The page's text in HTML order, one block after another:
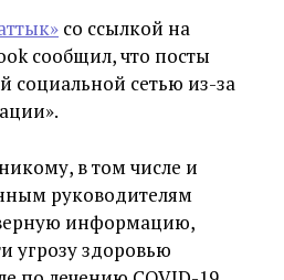
со ссылкой на
сообщил, что посты
социальной сетью из-за
в том числе и
руководителям
информацию,
угрозу здоровью